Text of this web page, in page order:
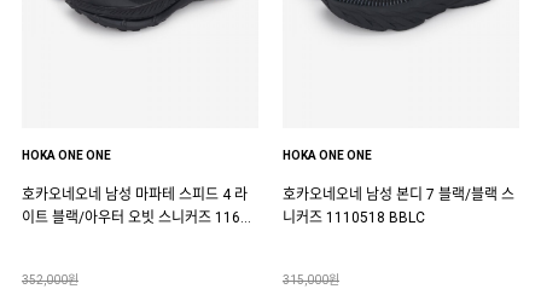
HOKA ONE ONE
호카오네오네 남성 마파테 스피드 4 라
이트 블랙/아우터 오빗 스니커즈 11684
352,000원
HOKA ONE ONE
호카오네오네 남성 본디 7 블랙/블랙 스
니커즈 1110518 BBLC
315,000원